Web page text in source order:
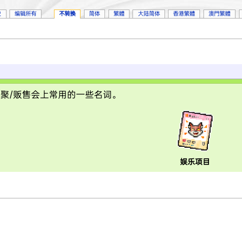
/贩售会上常用的一些名词。
娱乐项目
编辑所有 不转换 简体 繁體 大陆简体 香港繁體 澳門繁體